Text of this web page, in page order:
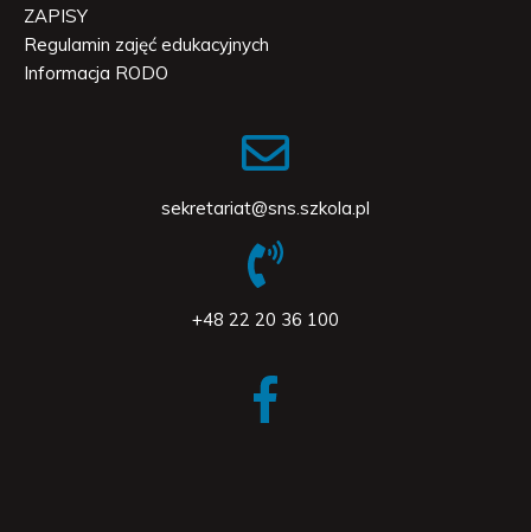
ZAPISY
Regulamin zajęć edukacyjnych
Informacja RODO
sekretariat@sns.szkola.pl
+48 22 20 36 100